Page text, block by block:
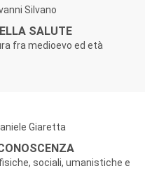
Silvano
SALUTE
fra medioevo ed età
Giaretta
sociali, umanistiche e